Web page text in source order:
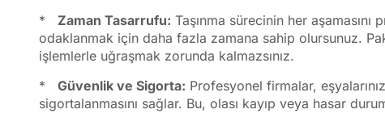
* Zaman Tasarrufu: Taşınma sürecinin her aşamasını
odaklanmak için daha fazla zamana sahip olursunuz.
işlemlerle uğraşmak zorunda kalmazsınız.
* Güvenlik ve Sigorta: Profesyonel firmalar,
sigortalanmasını sağlar. Bu, olası kayıp veya hasar